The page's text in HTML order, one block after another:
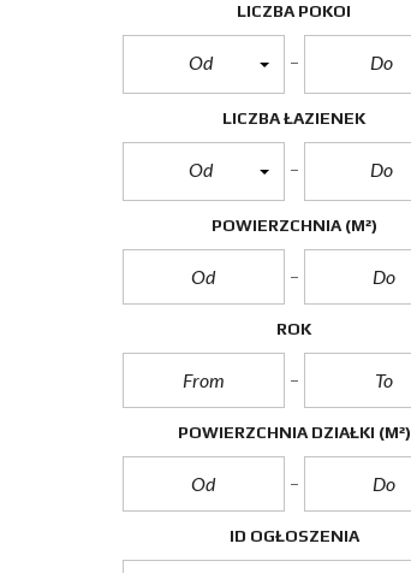
LICZBA POKOI
Od Do
LICZBA ŁAZIENEK
Od Do
POWIERZCHNIA (M²)
ROK
POWIERZCHNIA DZIAŁKI (M²)
ID OGŁOSZENIA